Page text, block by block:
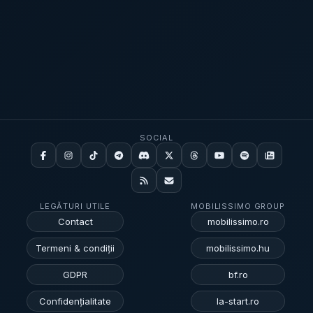
pentru a cere un vot de încredere în Parlament,
perioadă în care își păstrează atribuțiile după
numirea unor interimari. Bolojan a indicat, într-un
interviu radio de vineri, că ar fi pregătit să conducă
un guvern minoritar dacă Constituția permite sau
până la pierderea unui vot de neîncredere și a mai
spus că Partidul Liberal ar refuza refacerea coaliției
cu PSD în formatul actual.
LEGĂTURI UTILE
Contact
Termeni & condiții
GDPR
Confidențialitate
SOCIAL
MOBILISSIMO GROUP
mobilissimo.ro
mobilissimo.hu
bf.ro
la-start.ro